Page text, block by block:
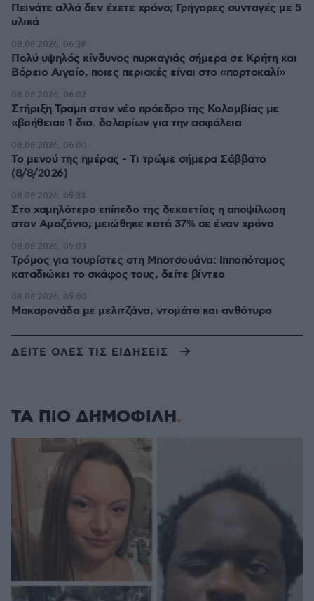
Πεινάτε αλλά δεν έχετε χρόνο; Γρήγορες συνταγές με 5
υλικά
Πολύ υψηλός κίνδυνος πυρκαγιάς σήμερα σε Κρήτη και
Βόρειο Αιγαίο, ποιες περιοχές είναι στο «πορτοκαλί»
08.08.2026, 06:39
Στήριξη Τραμπ στον νέο πρόεδρο της Κολομβίας με
«βοήθεια» 1 δισ. δολαρίων για την ασφάλεια
08.08.2026, 06:02
Το μενού της ημέρας - Τι τρώμε σήμερα Σάββατο
(8/8/2026)
08.08.2026, 06:00
Στο χαμηλότερο επίπεδο της δεκαετίας η αποψίλωση
στον Αμαζόνιο, μειώθηκε κατά 37% σε έναν χρόνο
08.08.2026, 05:33
Τρόμος για τουρίστες στη Μποτσουάνα: Ιπποπόταμος
καταδιώκει το σκάφος τους, δείτε βίντεο
08.08.2026, 05:03
Μακαρονάδα με μελιτζάνα, ντομάτα και ανθότυρο
08.08.2026, 05:00
ΔΕΙΤΕ ΟΛΕΣ ΤΙΣ ΕΙΔΗΣΕΙΣ
ΤΑ ΠΙΟ ΔΗΜΟΦΙΛΗ